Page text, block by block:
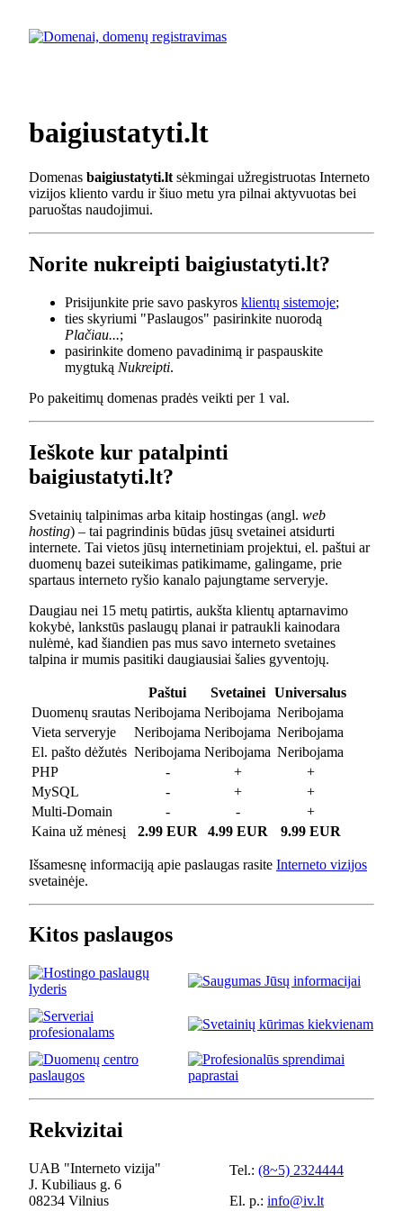
baigiustatyti.lt
Domenas baigiustatyti.lt sėkmingai užregistruotas Interneto
vizijos kliento vardu ir šiuo metu yra pilnai aktyvuotas bei
paruoštas naudojimui.
Norite nukreipti baigiustatyti.lt?
Prisijunkite prie savo paskyros klientų sistemoje;
ties skyriumi "Paslaugos" pasirinkite nuorodą
Plačiau...;
pasirinkite domeno pavadinimą ir paspauskite
mygtuką Nukreipti.
Po pakeitimų domenas pradės veikti per 1 val.
Ieškote kur patalpinti
baigiustatyti.lt?
Svetainių talpinimas arba kitaip hostingas (angl. web
hosting) – tai pagrindinis būdas jūsų svetainei atsidurti
internete. Tai vietos jūsų internetiniam projektui, el. paštui ar
duomenų bazei suteikimas patikimame, galingame, prie
spartaus interneto ryšio kanalo pajungtame serveryje.
Daugiau nei 15 metų patirtis, aukšta klientų aptarnavimo
kokybė, lankstūs paslaugų planai ir patraukli kainodara
nulėmė, kad šiandien pas mus savo interneto svetaines
talpina ir mumis pasitiki daugiausiai šalies gyventojų.
Paštui Svetainei
Universalus
Duomenų srautas Neribojama Neribojama Neribojama
Vieta serveryje
Neribojama Neribojama Neribojama
El. pašto dėžutės Neribojama Neribojama Neribojama
PHP
- +
+
MySQL
- +
+
Multi-Domain
- -
+
Kaina už mėnesį
2.99 EUR 4.99 EUR 9.99 EUR
Išsamesnę informaciją apie paslaugas rasite Interneto vizijos
svetainėje.
Kitos paslaugos
Rekvizitai
UAB "Interneto vizija"
J. Kubiliaus g. 6
08234 Vilnius
Tel.: (8~5) 2324444
El. p.: info@iv.lt